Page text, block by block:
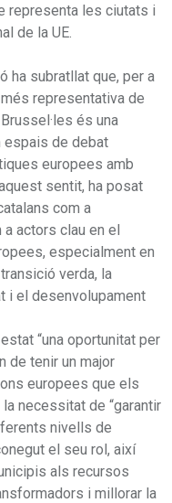
representa les ciutats i
de la UE.
ha subratllat que, per a
representativa de
és una
espais de debat
europees amb
sentit, ha posat
com a
actors clau en el
especialment en
verda, la
i el desenvolupament
“una oportunitat per
de tenir un major
europees que els
necessitat de “garantir
nivells de
el seu rol, així
als recursos
i millorar la